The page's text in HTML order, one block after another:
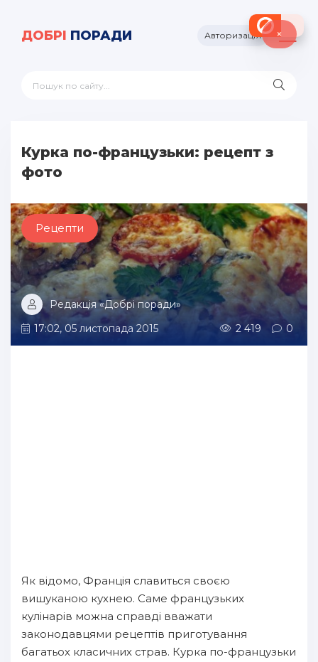
ДОБРІ ПОРАДИ Авторизація
Курка по-французьки: рецепт з
фото
Рецепти
Редакція «Добрі поради»
17:02, 05 листопада 2015
2 419 0
Як відомо, Франція славиться своєю
вишуканою кухнею. Саме французьких
кулінарів можна справді вважати
законодавцями рецептів приготування
багатьох класичних страв. Курка по-французьки
×